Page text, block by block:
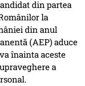
din partea
la
din anul
(AEP) aduce
înainta aceste
a